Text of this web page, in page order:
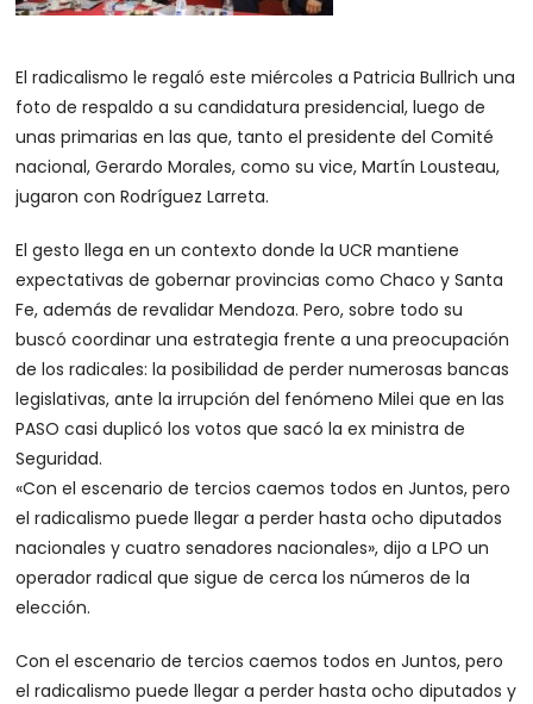
El radicalismo le regaló este miércoles a Patricia Bullrich una
foto de respaldo a su candidatura presidencial, luego de
unas primarias en las que, tanto el presidente del Comité
nacional, Gerardo Morales, como su vice, Martín Lousteau,
jugaron con Rodríguez Larreta.
El gesto llega en un contexto donde la UCR mantiene
expectativas de gobernar provincias como Chaco y Santa
Fe, además de revalidar Mendoza. Pero, sobre todo su
buscó coordinar una estrategia frente a una preocupación
de los radicales: la posibilidad de perder numerosas bancas
legislativas, ante la irrupción del fenómeno Milei que en las
PASO casi duplicó los votos que sacó la ex ministra de
Seguridad.
«Con el escenario de tercios caemos todos en Juntos, pero
el radicalismo puede llegar a perder hasta ocho diputados
nacionales y cuatro senadores nacionales», dijo a LPO un
operador radical que sigue de cerca los números de la
elección.
Con el escenario de tercios caemos todos en Juntos, pero
el radicalismo puede llegar a perder hasta ocho diputados y